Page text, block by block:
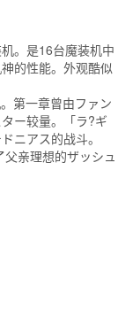
。是16台魔装机中
的性能。外观酷似
第一章曾由ファン
ー较量。「ラ?ギ
ニアス的战斗。
父亲理想的ザッシュ